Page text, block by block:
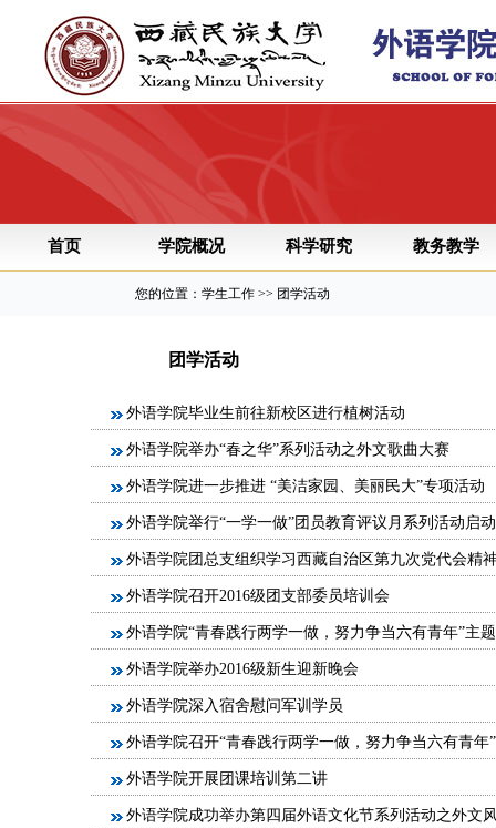
首页 学院概况 科学研究 教务教学
您的位置：学生工作 >> 团学活动
团学活动
外语学院毕业生前往新校区进行植树活动
外语学院举办“春之华”系列活动之外文歌曲大赛
外语学院进一步推进 “美洁家园、美丽民大”专项活动
外语学院举行“一学一做”团员教育评议月系列活动启
外语学院团总支组织学习西藏自治区第九次党代会精
外语学院召开2016级团支部委员培训会
外语学院“青春践行两学一做，努力争当六有青年”主
外语学院举办2016级新生迎新晚会
外语学院深入宿舍慰问军训学员
外语学院召开“青春践行两学一做，努力争当六有青年
外语学院开展团课培训第二讲
外语学院成功举办第四届外语文化节系列活动之外文